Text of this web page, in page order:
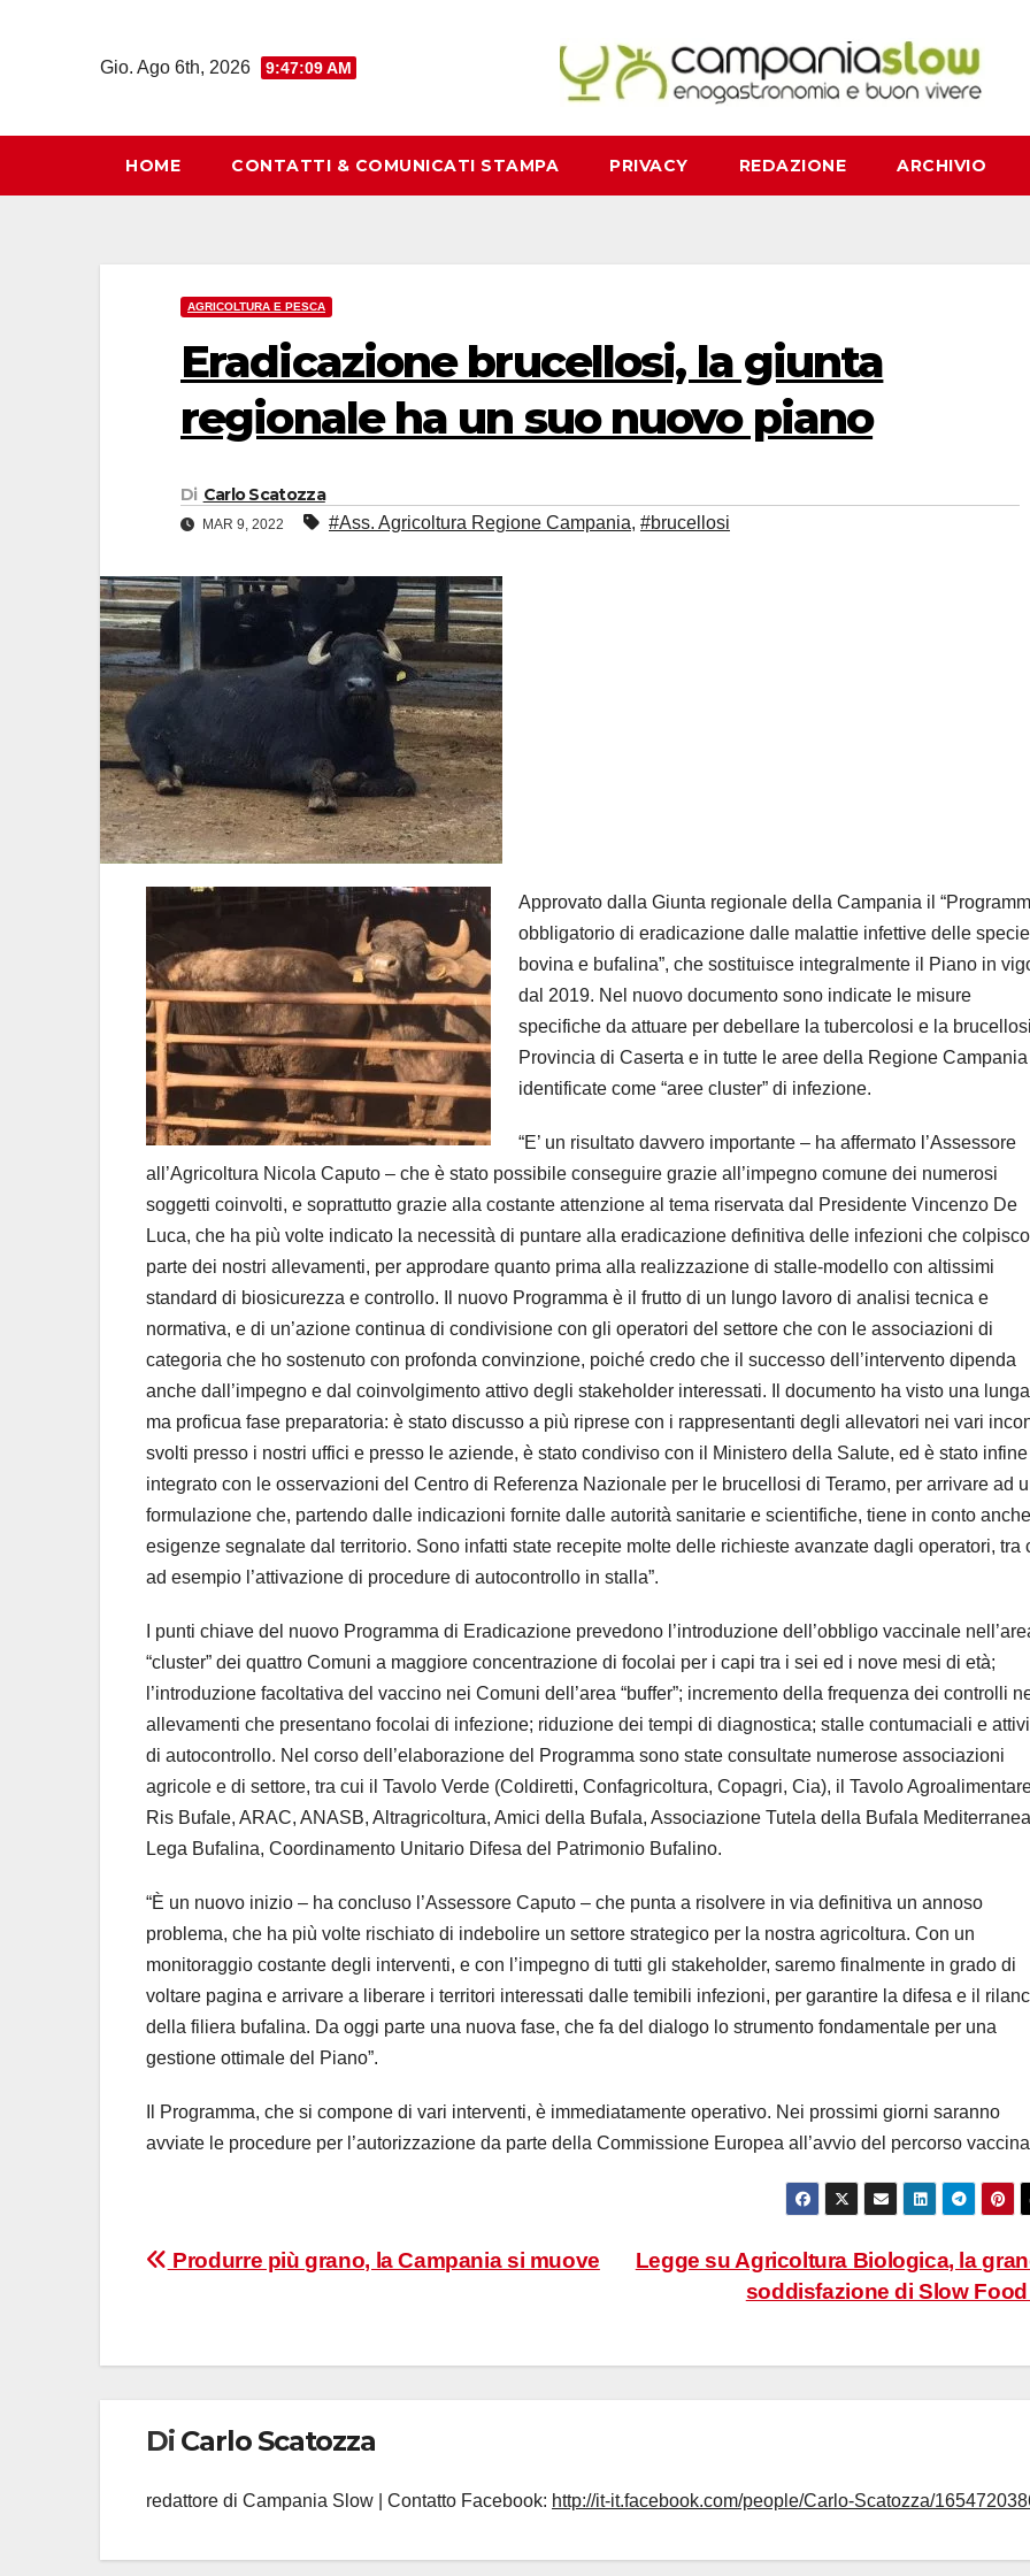
Gio. Ago 6th, 2026 9:47:10 AM
HOME CONTATTI & COMUNICATI STAMPA PRIVACY REDAZIONE ARCHIVIO
AGRICOLTURA E PESCA
Eradicazione brucellosi, la giunta
regionale ha un suo nuovo piano
Di Carlo Scatozza
MAR 9, 2022 #Ass. Agricoltura Regione Campania, #brucellosi
Approvato dalla Giunta regionale della Campania il
obbligatorio di eradicazione dalle malattie infettive delle specie
bovina e bufalina”, che sostituisce integralmente il Piano in
dal 2019. Nel nuovo documento sono indicate le misure
specifiche da attuare per debellare la tubercolosi e la
Provincia di Caserta e in tutte le aree della Regione Campania
identificate come “aree cluster” di infezione.
“E’ un risultato davvero importante – ha affermato l’Assessore
all’Agricoltura Nicola Caputo – che è stato possibile conseguire grazie all’impegno comune dei numerosi
soggetti coinvolti, e soprattutto grazie alla costante attenzione al tema riservata dal Presidente Vincenzo De
Luca, che ha più volte indicato la necessità di puntare alla eradicazione definitiva delle infezioni che
parte dei nostri allevamenti, per approdare quanto prima alla realizzazione di stalle-modello con altissimi
standard di biosicurezza e controllo. Il nuovo Programma è il frutto di un lungo lavoro di analisi tecnica e
normativa, e di un’azione continua di condivisione con gli operatori del settore che con le associazioni di
categoria che ho sostenuto con profonda convinzione, poiché credo che il successo dell’intervento dipenda
anche dall’impegno e dal coinvolgimento attivo degli stakeholder interessati. Il documento ha visto una lunga
ma proficua fase preparatoria: è stato discusso a più riprese con i rappresentanti degli allevatori nei vari
svolti presso i nostri uffici e presso le aziende, è stato condiviso con il Ministero della Salute, ed è stato infine
integrato con le osservazioni del Centro di Referenza Nazionale per le brucellosi di Teramo, per arrivare ad
formulazione che, partendo dalle indicazioni fornite dalle autorità sanitarie e scientifiche, tiene in conto
esigenze segnalate dal territorio. Sono infatti state recepite molte delle richieste avanzate dagli operatori, tra
ad esempio l’attivazione di procedure di autocontrollo in stalla”.
I punti chiave del nuovo Programma di Eradicazione prevedono l’introduzione dell’obbligo vaccinale
“cluster” dei quattro Comuni a maggiore concentrazione di focolai per i capi tra i sei ed i nove mesi di età;
l’introduzione facoltativa del vaccino nei Comuni dell’area “buffer”; incremento della frequenza dei controlli
allevamenti che presentano focolai di infezione; riduzione dei tempi di diagnostica; stalle contumaciali e
di autocontrollo. Nel corso dell’elaborazione del Programma sono state consultate numerose associazioni
agricole e di settore, tra cui il Tavolo Verde (Coldiretti, Confagricoltura, Copagri, Cia), il Tavolo
Ris Bufale, ARAC, ANASB, Altragricoltura, Amici della Bufala, Associazione Tutela della Bufala
Lega Bufalina, Coordinamento Unitario Difesa del Patrimonio Bufalino.
“È un nuovo inizio – ha concluso l’Assessore Caputo – che punta a risolvere in via definitiva un annoso
problema, che ha più volte rischiato di indebolire un settore strategico per la nostra agricoltura. Con un
monitoraggio costante degli interventi, e con l’impegno di tutti gli stakeholder, saremo finalmente in grado di
voltare pagina e arrivare a liberare i territori interessati dalle temibili infezioni, per garantire la difesa e il
della filiera bufalina. Da oggi parte una nuova fase, che fa del dialogo lo strumento fondamentale per una
gestione ottimale del Piano”.
Il Programma, che si compone di vari interventi, è immediatamente operativo. Nei prossimi giorni saranno
avviate le procedure per l’autorizzazione da parte della Commissione Europea all’avvio del percorso
Navigazione
Legge su Agricoltura Biologica, la
soddisfazione di Slow
Produrre più grano, la Campania si muove
Di Carlo Scatozza
redattore di Campania Slow | Contatto Facebook: http://it-it.facebook.com/people/Carlo-Scatozza/